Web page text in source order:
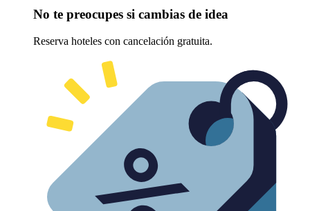
No te preocupes si cambias de idea
Reserva hoteles con cancelación gratuita.